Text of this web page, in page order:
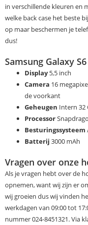
in verschillende kleuren en
welke back case het beste
op maar beschermen je
dus!
Samsung Galaxy
Display5,5 inch
Camera 16
de voorkant
Geheugen Intern 32
Processor
Besturingssysteem
Batterij 3000 mAh
Vragen over onze
Als je vragen hebt over de
opnemen, want wij zijn er
wij groeien dus wij vinden
werkdagen van 09:00 tot
nummer 024-8451321. Via